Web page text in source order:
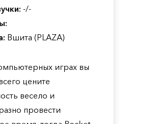
-/-
Вшита (PLAZA)
играх вы
цените
весело и
провести